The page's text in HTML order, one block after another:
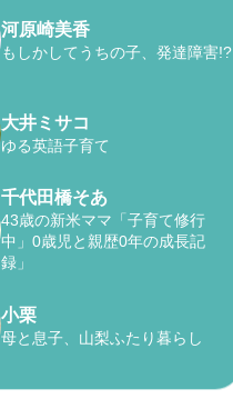
河原崎美香
もしかしてうちの子、発達障害!?
大井ミサコ
ゆる英語子育て
千代田橋そあ
43歳の新米ママ「子育て修行
中」0歳児と親歴0年の成長記
録」
小栗
母と息子、山梨ふたり暮らし